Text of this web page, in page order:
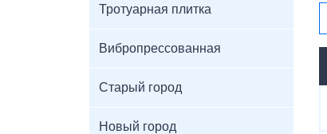
Тротуарная плитка
Вибропрессованная
Старый город
Новый город